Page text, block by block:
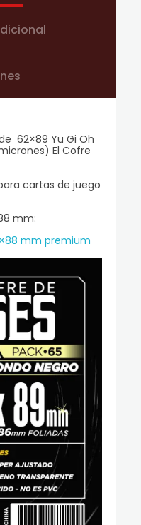
62×89 Yu Gi Oh
El Cofre
cartas de juego
mm:
mm premium